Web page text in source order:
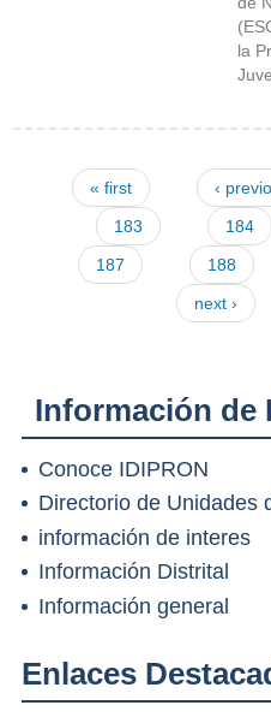
la
Pages
« first ‹
183
184
187
188
next ›
Información de
Conoce IDIPRON
Directorio de Unidades
información de interes
Información Distrital
Información general
Enlaces